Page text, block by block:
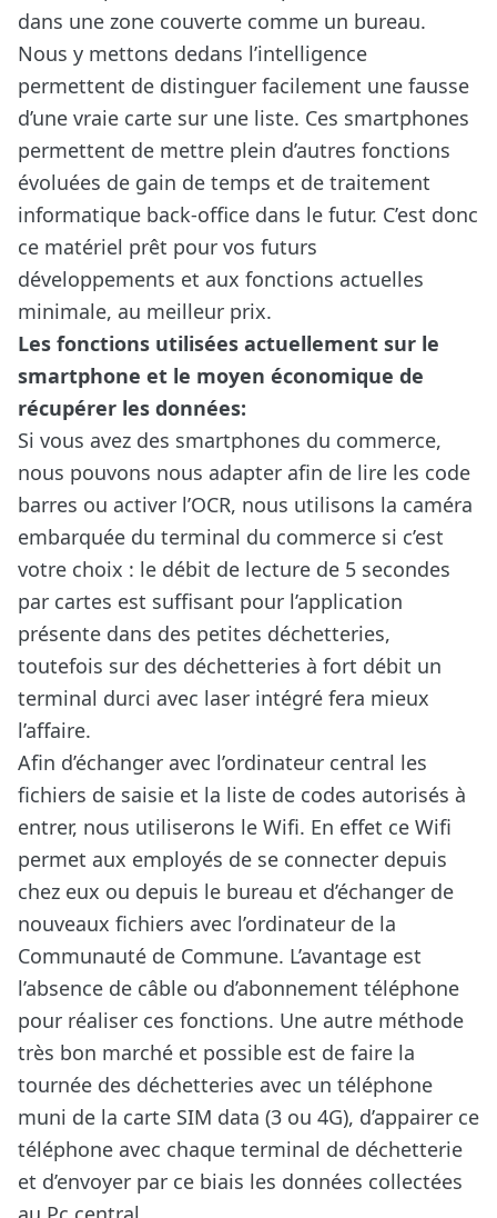
dans une zone couverte comme un bureau.
Nous y mettons dedans l’intelligence
permettent de distinguer facilement une fausse
d’une vraie carte sur une liste. Ces smartphones
permettent de mettre plein d’autres fonctions
évoluées de gain de temps et de traitement
informatique back-office dans le futur. C’est donc
ce matériel prêt pour vos futurs
développements et aux fonctions actuelles
minimale, au meilleur prix.
Les fonctions utilisées actuellement sur le
smartphone et le moyen économique de
récupérer les données:
Si vous avez des smartphones du commerce,
nous pouvons nous adapter afin de lire les code
barres ou activer l’OCR, nous utilisons la caméra
embarquée du terminal du commerce si c’est
votre choix : le débit de lecture de 5 secondes
par cartes est suffisant pour l’application
présente dans des petites déchetteries,
toutefois sur des déchetteries à fort débit un
terminal durci avec laser intégré fera mieux
l’affaire.
Afin d’échanger avec l’ordinateur central les
fichiers de saisie et la liste de codes autorisés à
entrer, nous utiliserons le Wifi. En effet ce Wifi
permet aux employés de se connecter depuis
chez eux ou depuis le bureau et d’échanger de
nouveaux fichiers avec l’ordinateur de la
Communauté de Commune. L’avantage est
l’absence de câble ou d’abonnement téléphone
pour réaliser ces fonctions. Une autre méthode
très bon marché et possible est de faire la
tournée des déchetteries avec un téléphone
muni de la carte SIM data (3 ou 4G), d’appairer ce
téléphone avec chaque terminal de déchetterie
et d’envoyer par ce biais les données collectées